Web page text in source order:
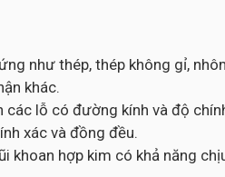
như thép, thép không gỉ,
khác.
các lỗ có đường kính và độ
xác và đồng đều.
khoan hợp kim có khả năng